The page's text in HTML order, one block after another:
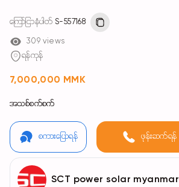
ကြော်ငြာနံပါတ် S-557168
309 views
ရန်ကုန်
7,000,000 MMK
အသစ်စက်စက်
စကားပြောရန် ဖုန်းဆက်ရန်
SCT power solar myanmar